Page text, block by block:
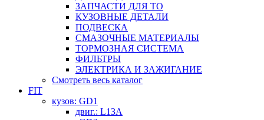
ЗАПЧАСТИ ДЛЯ ТО
КУЗОВНЫЕ ДЕТАЛИ
ПОДВЕСКА
СМАЗОЧНЫЕ МАТЕРИАЛЫ
ТОРМОЗНАЯ СИСТЕМА
ФИЛЬТРЫ
ЭЛЕКТРИКА И ЗАЖИГАНИЕ
Смотреть весь каталог
FIT
кузов: GD1
двиг.: L13A